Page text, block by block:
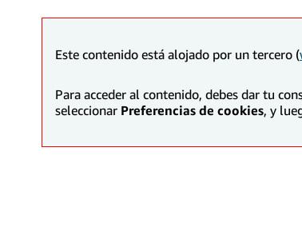
Este contenido está alojado por un tercero (
Para acceder al contenido, debes dar tu
seleccionar Preferencias de cookies, y